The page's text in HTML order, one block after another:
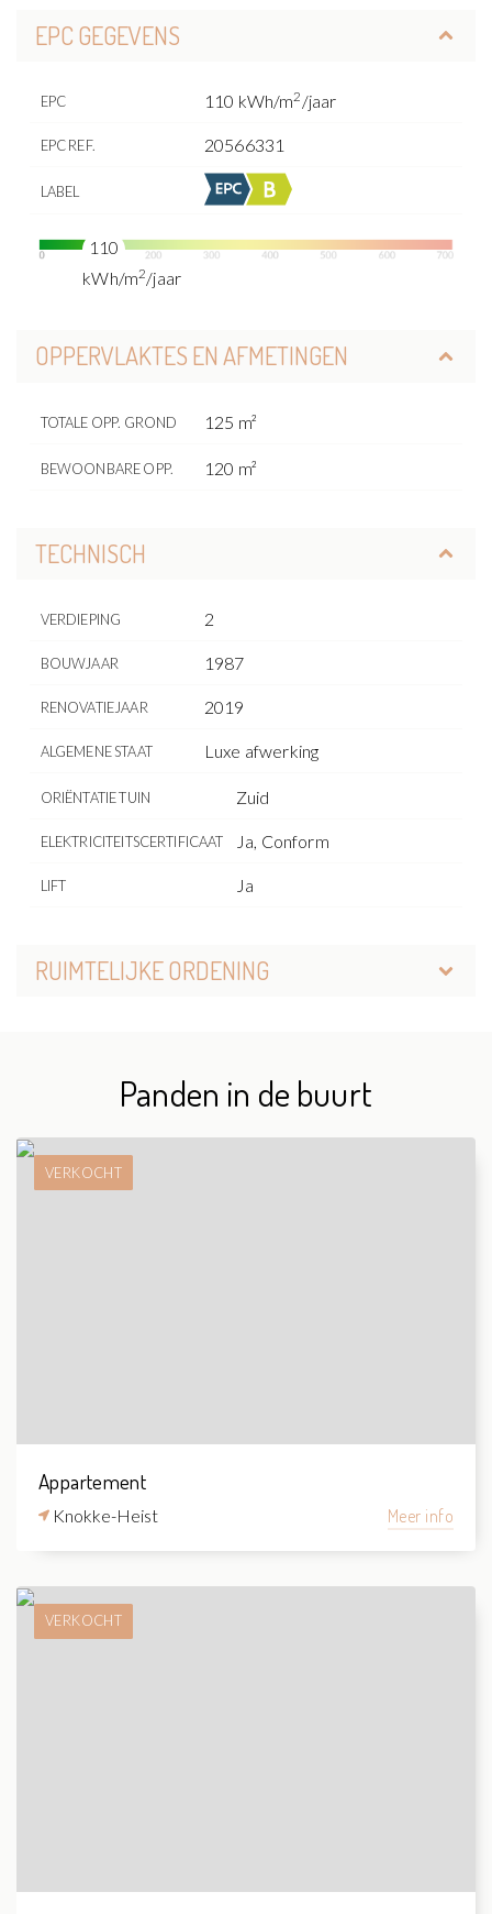
EPC GEGEVENS
EPC 110 kWh/m2 /jaar
EPC REF. 20566331
LABEL
110
kWh/m2/jaar
OPPERVLAKTES EN AFMETINGEN
TOTALE OPP. GROND 125 m²
BEWOONBARE OPP. 120 m²
TECHNISCH
VERDIEPING 2
BOUWJAAR 1987
RENOVATIEJAAR 2019
ALGEMENE STAAT Luxe afwerking
ORIËNTATIE TUIN Zuid
ELEKTRICITEITSCERTIFICAAT Ja, Conform
LIFT Ja
RUIMTELIJKE ORDENING
Panden in de buurt
VERKOCHT
Appartement
Knokke-Heist Meer info
VERKOCHT